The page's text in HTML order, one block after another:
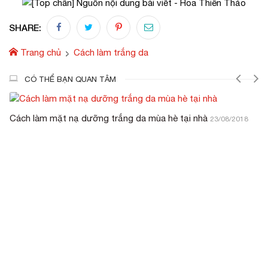
SHARE:
Trang chủ Cách làm trắng da
CÓ THỂ BẠN QUAN TÂM
Cách làm mặt nạ dưỡng trắng da mùa hè tại nhà 23/08/2018